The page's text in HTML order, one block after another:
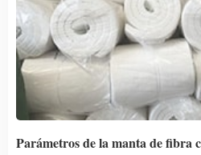
Parámetros de la manta de fibra